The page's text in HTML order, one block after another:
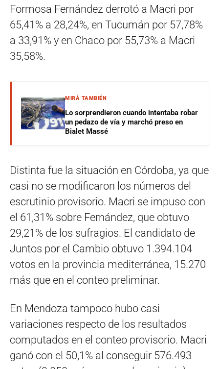
Formosa Fernández derrotó a Macri por
65,41% a 28,24%, en Tucumán por 57,78%
a 33,91% y en Chaco por 55,73% a Macri
35,58%.
MIRÁ TAMBIÉN
Lo sorprendieron cuando intentaba robar
un pedazo de vía y marchó preso en
Bialet Massé
Distinta fue la situación en Córdoba, ya que
casi no se modificaron los números del
escrutinio provisorio. Macri se impuso con
el 61,31% sobre Fernández, que obtuvo
29,21% de los sufragios. El candidato de
Juntos por el Cambio obtuvo 1.394.104
votos en la provincia mediterránea, 15.270
más que en el conteo preliminar.
En Mendoza tampoco hubo casi
variaciones respecto de los resultados
computados en el conteo provisorio. Macri
ganó con el 50,1% al conseguir 576.493